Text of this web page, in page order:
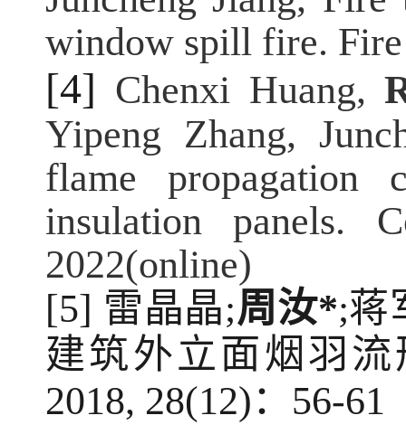
window spill fire. Fire
[4] Chenxi Huang,
Yipeng Zhang,
flame propagation
insulation panels.
2022(online)
[5] 雷晶晶;周汝*;蒋
建筑外立面烟羽
2018, 28(12)： 56-61